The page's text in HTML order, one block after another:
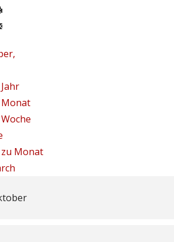
Monat
zu Monat